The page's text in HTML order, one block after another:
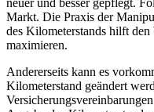
Markt. Die Praxis der
des Kilometerstands hilft
maximieren.
Andererseits kann es
Kilometerstand geändert